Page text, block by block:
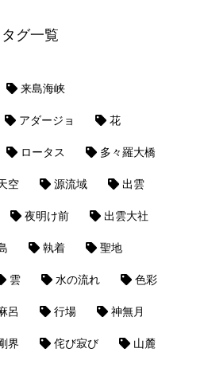
タグ一覧
来島海峡
アダージョ 花
ロータス 多々羅大橋
空 源流域 出雲
夜明け前 出雲大社
執着 聖地
雲 水の流れ 色彩
呂 行場 神無月
界 侘び寂び 山麓